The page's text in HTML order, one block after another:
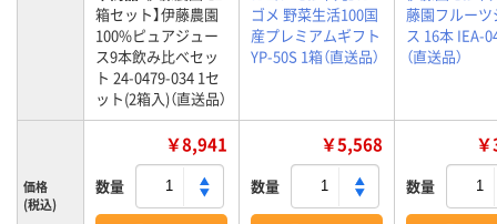
箱セット】伊藤農園
100%ピュアジュー
ス9本飲み比べセッ
ト 24-0479-034 1セ
ット(2箱入)（直送品）
ゴメ 野菜生活100国
産プレミアムギフト
YP-50S 1箱（直送品）
藤園フルーツ
ス 16本 IEA-
（直送品）
価格
(税込)
￥8,941
数量
￥5,568
数量 数量